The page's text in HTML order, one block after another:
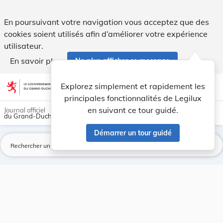
En poursuivant votre navigation vous acceptez que des
cookies soient utilisés afin d’améliorer votre expérience
utilisateur.
En savoir plus
Ne plus afficher ce message
Aller au contenu account_circle help Aide
Explorez simplement et rapidement les
principales fonctionnalités de Legilux
en suivant ce tour guidé.
Démarrer un tour guidé
light_mode dark_mode
Journal officiel
du Grand-Duché de Luxembourg